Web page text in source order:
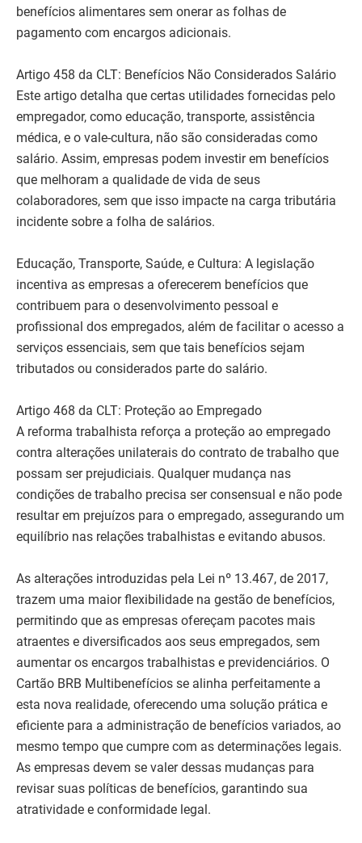
benefícios alimentares sem onerar as folhas de
pagamento com encargos adicionais.
Artigo 458 da CLT: Benefícios Não Considerados Salário
Este artigo detalha que certas utilidades fornecidas pelo
empregador, como educação, transporte, assistência
médica, e o vale-cultura, não são consideradas como
salário. Assim, empresas podem investir em benefícios
que melhoram a qualidade de vida de seus
colaboradores, sem que isso impacte na carga tributária
incidente sobre a folha de salários.
Educação, Transporte, Saúde, e Cultura: A legislação
incentiva as empresas a oferecerem benefícios que
contribuem para o desenvolvimento pessoal e
profissional dos empregados, além de facilitar o acesso a
serviços essenciais, sem que tais benefícios sejam
tributados ou considerados parte do salário.
Artigo 468 da CLT: Proteção ao Empregado
A reforma trabalhista reforça a proteção ao empregado
contra alterações unilaterais do contrato de trabalho que
possam ser prejudiciais. Qualquer mudança nas
condições de trabalho precisa ser consensual e não pode
resultar em prejuízos para o empregado, assegurando um
equilíbrio nas relações trabalhistas e evitando abusos.
As alterações introduzidas pela Lei nº 13.467, de 2017,
trazem uma maior flexibilidade na gestão de benefícios,
permitindo que as empresas ofereçam pacotes mais
atraentes e diversificados aos seus empregados, sem
aumentar os encargos trabalhistas e previdenciários. O
Cartão BRB Multibenefícios se alinha perfeitamente a
esta nova realidade, oferecendo uma solução prática e
eficiente para a administração de benefícios variados, ao
mesmo tempo que cumpre com as determinações legais.
As empresas devem se valer dessas mudanças para
revisar suas políticas de benefícios, garantindo sua
atratividade e conformidade legal.